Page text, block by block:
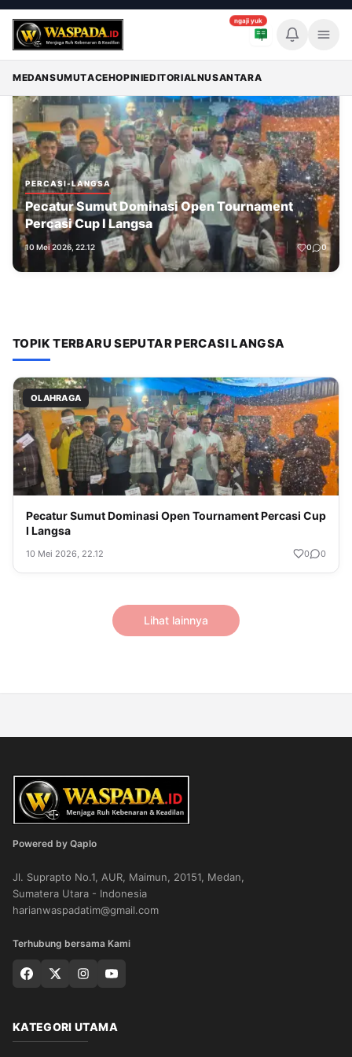
ngaji yuk
MEDANSUMUTACEHOPINIEDITORIALNUSANTARA
Breaking News
Memuat breaking news...
PERCASI-LANGSA
Pecatur Sumut Dominasi Open Tournament
Percasi Cup I Langsa
10 Mei 2026, 22.12 0 0
TOPIK TERBARU SEPUTAR PERCASI LANGSA
OLAHRAGA
Pecatur Sumut Dominasi Open Tournament Percasi Cup
I Langsa
10 Mei 2026, 22.12 0 0
Lihat lainnya
Powered by Qaplo
Jl. Suprapto No.1, AUR, Maimun, 20151, Medan,
Sumatera Utara - Indonesia
harianwaspadatim@gmail.com
Terhubung bersama Kami
KATEGORI UTAMA